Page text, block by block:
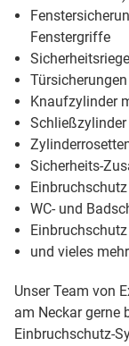
Fenstergriffe
Knaufzylinder
Sicherheits-
WC- und
Einbruchschutz
und vieles
Unser Team von
am Neckar gerne
Einbruchschutz-